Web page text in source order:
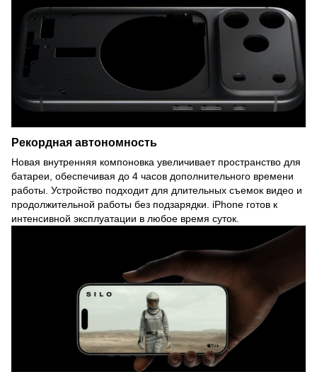
Рекордная автономность
Новая внутренняя компоновка увеличивает пространство для
батареи, обеспечивая до 4 часов дополнительного времени
работы. Устройство подходит для длительных съемок видео и
продолжительной работы без подзарядки. iPhone готов к
интенсивной эксплуатации в любое время суток.